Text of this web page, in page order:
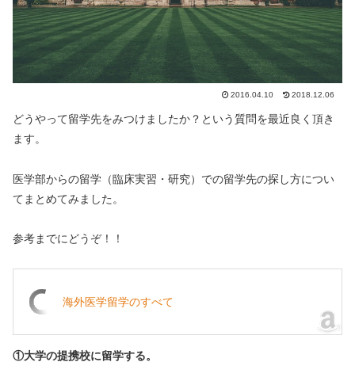
2016.04.10 2018.12.06
どうやって留学先をみつけましたか？という質問を最近良く頂き
ます。
医学部からの留学（臨床実習・研究）での留学先の探し方につい
てまとめてみました。
参考までにどうぞ！！
海外医学留学のすべて
①大学の提携校に留学する。